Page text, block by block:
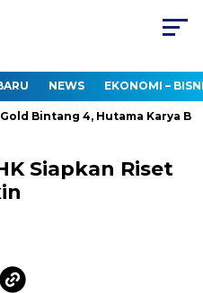
NEWS EKONOMI –
Bintang 4, Hutama Karya
Siapkan Riset